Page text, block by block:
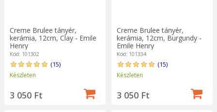
Creme Brulee tányér,
kerámia, 12cm, Clay - Emile
Henry
Kód: 101302
(15)
Készleten
3 050 Ft
Creme Brulee tányér,
kerámia, 12cm, Burgundy -
Emile Henry
Kód: 101334
(15)
Készleten
3 050 Ft